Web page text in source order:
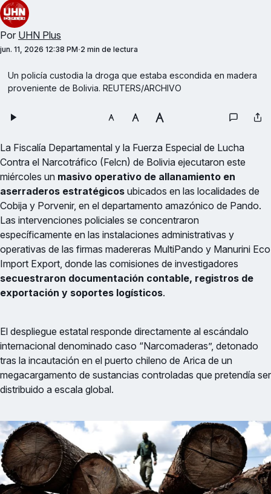
Por UHN Plus
jun. 11, 2026 12:38 PM 2 min de lectura
Un policía custodia la droga que estaba escondida en madera
proveniente de Bolivia. REUTERS/ARCHIVO
La Fiscalía Departamental y la Fuerza Especial de Lucha
Contra el Narcotráfico (Felcn) de Bolivia ejecutaron este
miércoles un masivo operativo de allanamiento en
aserraderos estratégicos ubicados en las localidades de
Cobija y Porvenir, en el departamento amazónico de Pando.
Las intervenciones policiales se concentraron
específicamente en las instalaciones administrativas y
operativas de las firmas madereras MultiPando y Manurini Eco
Import Export, donde las comisiones de investigadores
secuestraron documentación contable, registros de
exportación y soportes logísticos.
El despliegue estatal responde directamente al escándalo
internacional denominado caso “Narcomaderas”, detonado
tras la incautación en el puerto chileno de Arica de un
megacargamento de sustancias controladas que pretendía ser
distribuido a escala global.